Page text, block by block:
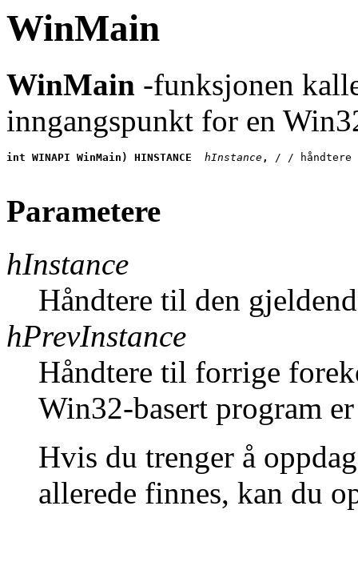
WinMain
WinMain -funksjonen
inngangspunkt for en
int WINAPI WinMain) HINSTANCE hInstance, / / håndtere
Parametere
hInstance
Håndtere til den
hPrevInstance
Håndtere til forrige
Win32-basert program
Hvis du trenger å
allerede finnes, kan du